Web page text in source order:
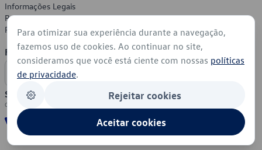
Informações Legais
Política de Privacidade
Política de Cookies
Formas de Pagamento
Segurança
Para otimizar sua experiência durante a navegação,
fazemos uso de cookies. Ao continuar no site,
consideramos que você está ciente com nossas políticas
de privacidade.
Rejeitar cookies
Aceitar cookies